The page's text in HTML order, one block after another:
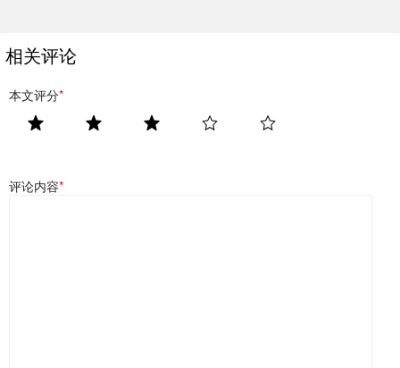
相关评论
本文评分*
评论内容*